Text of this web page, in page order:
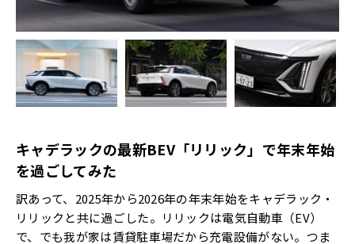
キャデラックの最新BEV「リリック」で年末年始
を過ごしてみた
訳あって、2025年から2026年の年末年始をキャデラック・
リリックと共に過ごした。リリックは電気自動車（EV）
で、でも我が家は賃貸駐車場だから充電設備がない。つま